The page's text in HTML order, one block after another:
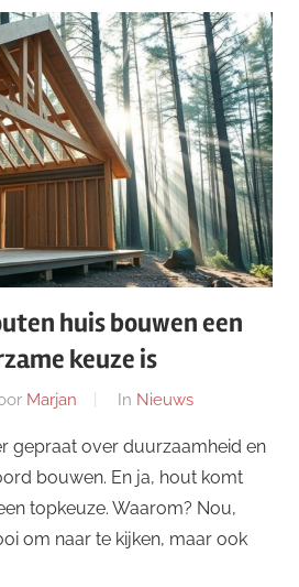
huis bouwen een
keuze is
Marjan In Nieuws
gepraat over duurzaamheid en
bouwen. En ja, hout komt
topkeuze. Waarom? Nou,
om naar te kijken, maar ook